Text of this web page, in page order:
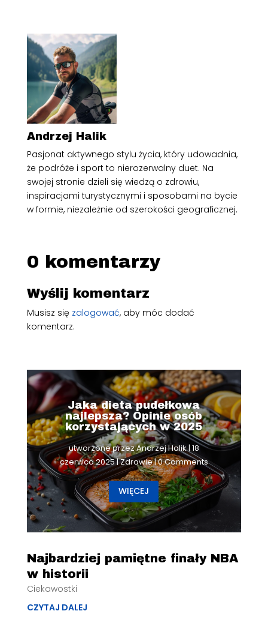
Andrzej Halik
Pasjonat aktywnego stylu życia, który udowadnia,
że podróże i sport to nierozerwalny duet. Na
swojej stronie dzieli się wiedzą o zdrowiu,
inspiracjami turystycznymi i sposobami na bycie
w formie, niezależnie od szerokości geograficznej.
0 komentarzy
Wyślij komentarz
Musisz się zalogować, aby móc dodać
komentarz.
Jaka dieta pudełkowa
najlepsza? Opinie osób
korzystających w 2025
utworzone przezAndrzej Halik|18
czerwca 2025|Zdrowie| 0 Comments
WIĘCEJ
Najbardziej pamiętne finały NBA
w historii
Ciekawostki
CZYTAJ DALEJ